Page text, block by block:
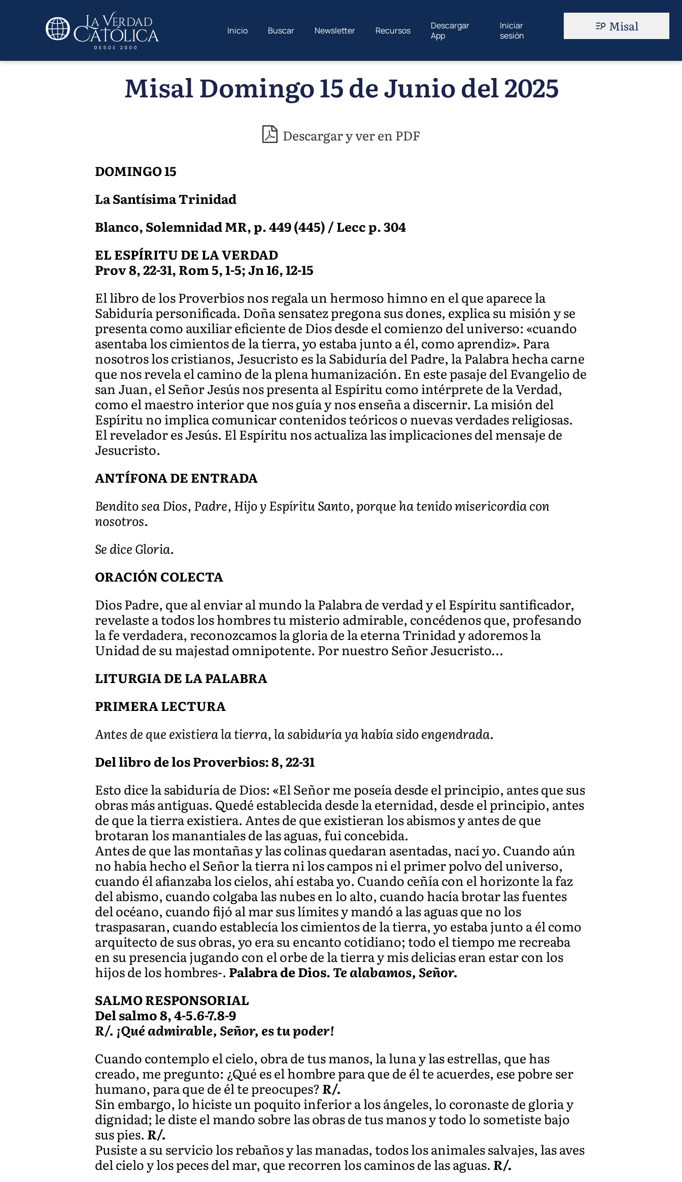
Inicio Buscar Newsletter Recursos
Descargar
App
Iniciar
sesión
Misal
Misal Domingo 15 de Junio del 2025
Descargar y ver en PDF
DOMINGO 15
La Santísima Trinidad
Blanco, Solemnidad MR, p. 449 (445) / Lecc p. 304
EL ESPÍRITU DE LA VERDAD
Prov 8, 22-31, Rom 5, 1-5; Jn 16, 12-15
El libro de los Proverbios nos regala un hermoso himno en el que aparece la
Sabiduría personificada. Doña sensatez pregona sus dones, explica su misión y se
presenta como auxiliar eficiente de Dios desde el comienzo del universo: «cuando
asentaba los cimientos de la tierra, yo estaba junto a él, como aprendiz». Para
nosotros los cristianos, Jesucristo es la Sabiduría del Padre, la Palabra hecha carne
que nos revela el camino de la plena humanización. En este pasaje del Evangelio de
san Juan, el Señor Jesús nos presenta al Espíritu como intérprete de la Verdad,
como el maestro interior que nos guía y nos enseña a discernir. La misión del
Espíritu no implica comunicar contenidos teóricos o nuevas verdades religiosas.
El revelador es Jesús. El Espíritu nos actualiza las implicaciones del mensaje de
Jesucristo.
ANTÍFONA DE ENTRADA
Bendito sea Dios, Padre, Hijo y Espíritu Santo, porque ha tenido misericordia con
nosotros.
Se dice Gloria.
ORACIÓN COLECTA
Dios Padre, que al enviar al mundo la Palabra de verdad y el Espíritu santificador,
revelaste a todos los hombres tu misterio admirable, concédenos que, profesando
la fe verdadera, reconozcamos la gloria de la eterna Trinidad y adoremos la
Unidad de su majestad omnipotente. Por nuestro Señor Jesucristo…
LITURGIA DE LA PALABRA
PRIMERA LECTURA
Antes de que existiera la tierra, la sabiduría ya había sido engendrada.
Del libro de los Proverbios: 8, 22-31
Esto dice la sabiduría de Dios: «El Señor me poseía desde el principio, antes que sus
obras más antiguas. Quedé establecida desde la eternidad, desde el principio, antes
de que la tierra existiera. Antes de que existieran los abismos y antes de que
brotaran los manantiales de las aguas, fui concebida.
Antes de que las montañas y las colinas quedaran asentadas, nací yo. Cuando aún
no había hecho el Señor la tierra ni los campos ni el primer polvo del universo,
cuando él afianzaba los cielos, ahí estaba yo. Cuando ceñía con el horizonte la faz
del abismo, cuando colgaba las nubes en lo alto, cuando hacía brotar las fuentes
del océano, cuando fijó al mar sus límites y mandó a las aguas que no los
traspasaran, cuando establecía los cimientos de la tierra, yo estaba junto a él como
arquitecto de sus obras, yo era su encanto cotidiano; todo el tiempo me recreaba
en su presencia jugando con el orbe de la tierra y mis delicias eran estar con los
hijos de los hombres-. Palabra de Dios.Te alabamos, Señor.
SALMO RESPONSORIAL
Del salmo 8, 4-5.6-7.8-9
R/. ¡Qué admirable, Señor, es tu poder!
Cuando contemplo el cielo, obra de tus manos, la luna y las estrellas, que has
creado, me pregunto: ¿Qué es el hombre para que de él te acuerdes, ese pobre ser
humano, para que de él te preocupes?R/.
Sin embargo, lo hiciste un poquito inferior a los ángeles, lo coronaste de gloria y
dignidad; le diste el mando sobre las obras de tus manos y todo lo sometiste bajo
sus pies.R/.
Pusiste a su servicio los rebaños y las manadas, todos los animales salvajes, las aves
del cielo y los peces del mar, que recorren los caminos de las aguas.R/.